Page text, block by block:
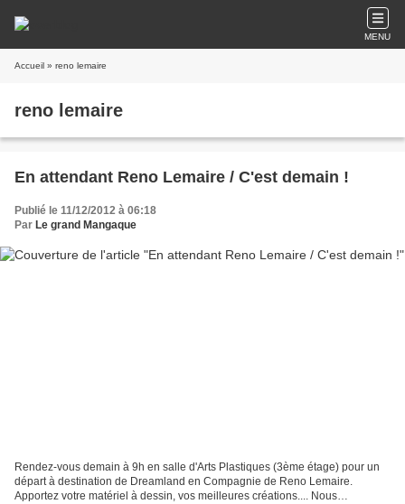
MENU
Accueil » reno lemaire
reno lemaire
En attendant Reno Lemaire / C'est demain !
Publié le 11/12/2012 à 06:18
Par Le grand Mangaque
Rendez-vous demain à 9h en salle d'Arts Plastiques (3ème étage) pour un
départ à destination de Dreamland en Compagnie de Reno Lemaire.
Apportez votre matériel à dessin, vos meilleures créations.... Nous